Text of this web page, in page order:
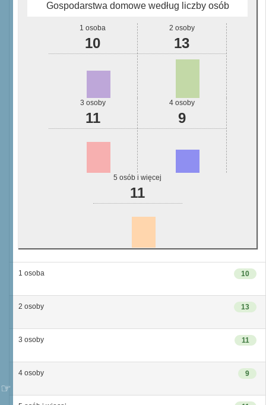
Gospodarstwa domowe według liczby osób
1 osoba
10
2 osoby
13
3 osoby
11
4 osoby
9
5 osób i więcej
11
10
1 osoba
13
2 osoby
11
3 osoby
9
4 osoby